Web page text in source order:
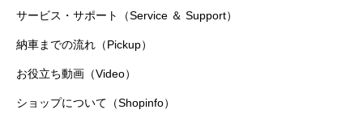
サービス・サポート（Service ＆ Support）
納車までの流れ（Pickup）
お役立ち動画（Video）
ショップについて（Shopinfo）